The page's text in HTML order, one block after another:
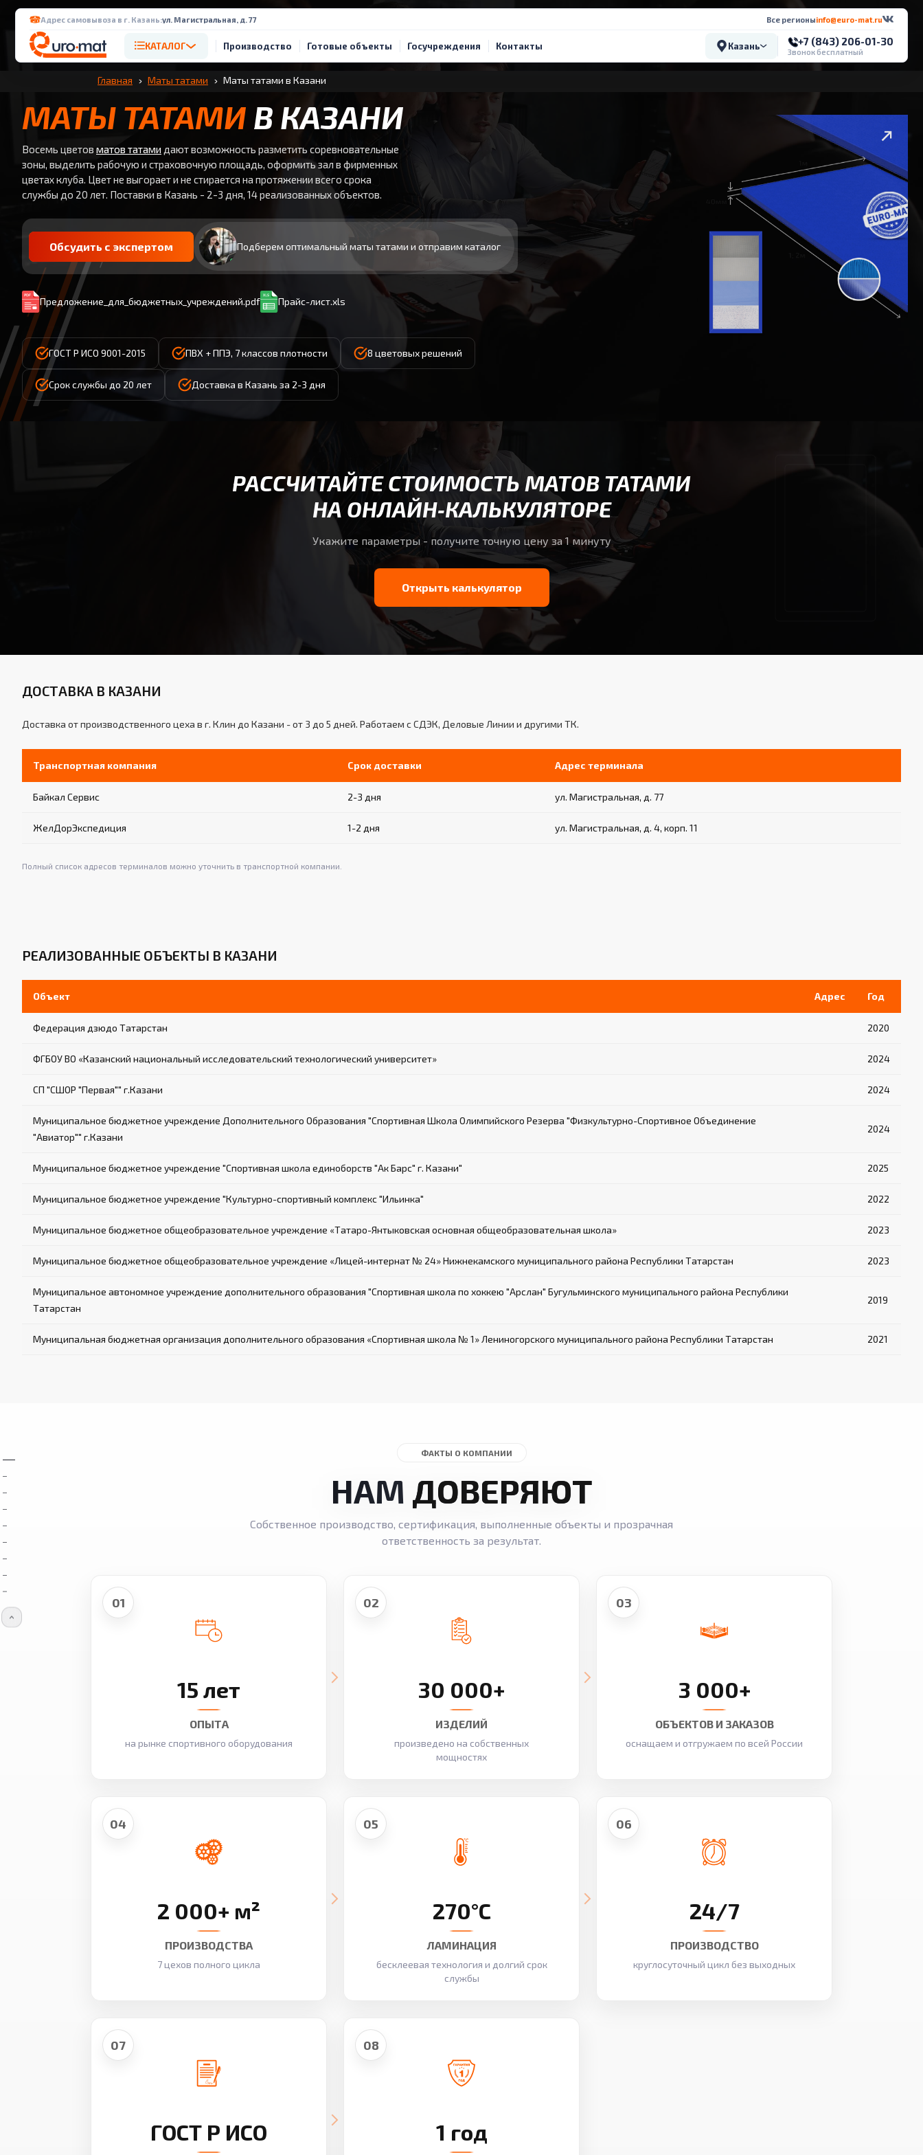
Адрес самовывоза в г. Казань:ул. Магистральная, д. 77 Все регионыinfo@euro-mat.ru
КАТАЛОГ Производство Готовые объекты Госучреждения Контакты Казань +7 (843) 206-01-30
Звонок бесплатный
Главная Маты татами Маты татами в Казани
МАТЫ ТАТАМИ В КАЗАНИ
Восемь цветов матов татами дают возможность разметить соревновательные
зоны, выделить рабочую и страховочную площадь, оформить зал в фирменных
цветах клуба. Цвет не выгорает и не стирается на протяжении всего срока
службы до 20 лет. Поставки в Казань - 2-3 дня, 14 реализованных объектов.
Обсудить с экспертом Подберем оптимальный маты татами и отправим каталог
Предложение_для_бюджетных_учреждений.pdf Прайс-лист.xls
ГОСТ Р ИСО 9001-2015 ПВХ + ППЭ, 7 классов плотности 8 цветовых решений
Срок службы до 20 лет Доставка в Казань за 2-3 дня
РАССЧИТАЙТЕ СТОИМОСТЬ МАТОВ ТАТАМИ
НА ОНЛАЙН‑КАЛЬКУЛЯТОРЕ
Укажите параметры - получите точную цену за 1 минуту
Открыть калькулятор
ДОСТАВКА В КАЗАНИ
Доставка от производственного цеха в г. Клин до Казани - от 3 до 5 дней. Работаем с СДЭК, Деловые Линии и другими ТК.
Транспортная компания Срок доставки Адрес терминала
Байкал Сервис 2-3 дня ул. Магистральная, д. 77
ЖелДорЭкспедиция 1-2 дня ул. Магистральная, д. 4, корп. 11
Полный список адресов терминалов можно уточнить в транспортной компании.
РЕАЛИЗОВАННЫЕ ОБЪЕКТЫ В КАЗАНИ
Объект Адрес Год
Федерация дзюдо Татарстан 2020
ФГБОУ ВО «Казанский национальный исследовательский технологический университет» 2024
СП "СШОР "Первая"" г.Казани 2024
Муниципальное бюджетное учреждение Дополнительного Образования "Спортивная Школа Олимпийского Резерва "Физкультурно-Спортивное Объединение
"Авиатор"" г.Казани
2024
Муниципальное бюджетное учреждение "Спортивная школа единоборств "Ак Барс" г. Казани" 2025
Муниципальное бюджетное учреждение "Культурно-спортивный комплекс "Ильинка" 2022
Муниципальное бюджетное общеобразовательное учреждение «Татаро-Янтыковская основная общеобразовательная школа» 2023
Муниципальное бюджетное общеобразовательное учреждение «Лицей-интернат № 24» Нижнекамского муниципального района Республики Татарстан 2023
Муниципальное автономное учреждение дополнительного образования "Спортивная школа по хоккею "Арслан" Бугульминского муниципального района Республики
Татарстан
2019
Муниципальная бюджетная организация дополнительного образования «Спортивная школа № 1» Лениногорского муниципального района Республики Татарстан 2021
ФАКТЫ О КОМПАНИИ
НАМ ДОВЕРЯЮТ
Собственное производство, сертификация, выполненные объекты и прозрачная
ответственность за результат.
01
15 лет
ОПЫТА
на рынке спортивного оборудования
02
30 000+
ИЗДЕЛИЙ
произведено на собственных
мощностях
03
3 000+
ОБЪЕКТОВ И ЗАКАЗОВ
оснащаем и отгружаем по всей России
04
2 000+ м²
ПРОИЗВОДСТВА
7 цехов полного цикла
05
270°C
ЛАМИНАЦИЯ
бесклеевая технология и долгий срок
службы
06
24/7
ПРОИЗВОДСТВО
круглосуточный цикл без выходных
07
ГОСТ Р ИСО
08
1 год